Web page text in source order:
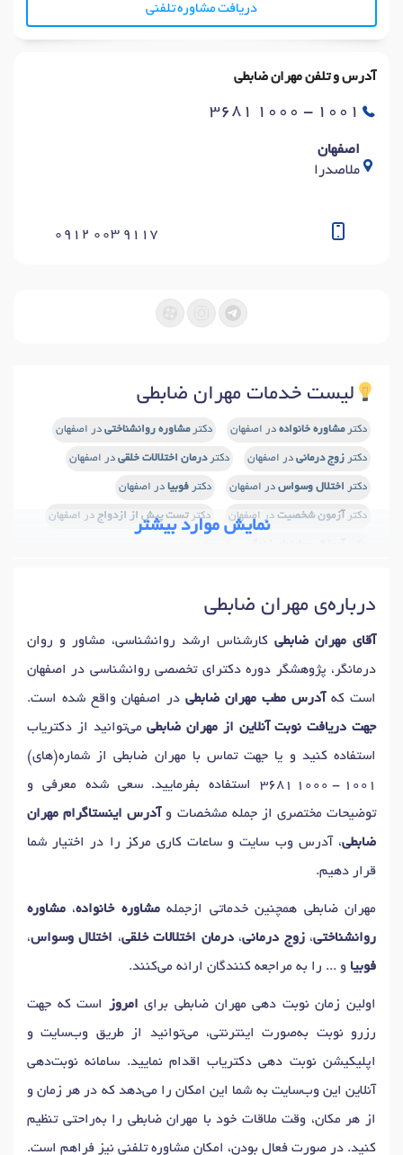
دریافت مشاوره تلفنی
آدرس و تلفن مهران ضابطی
3681 1000 - 1001
اصفهان
ملاصدرا
0912 003 9117
لیست خدمات مهران ضابطی
دکترمشاوره خانواده در اصفهان دکترمشاوره روانشناختی در اصفهان
دکتر زوج درمانی در اصفهان دکتردرمان اختلالات خلقی در اصفهان
دکتر اختلال وسواس در اصفهان دکتر فوبیا در اصفهان
دکتر آزمون شخصیت در اصفهان دکترتست پیش از ازدواج در اصفهان
نمایش موارد بیشتر
درباره‌ی مهران ضابطی
آقای مهران ضابطی کارشناس ارشد روانشناسی، مشاور و روان
درمانگر، پژوهشگر دوره دکترای تخصصی روانشناسی در اصفهان
است که آدرس مطب مهران ضابطی در اصفهان واقع شده است.
جهت دریافت نوبت آنلاین از مهران ضابطیمی‌توانید از دکتریاب
استفاده کنید و یا جهت تماس با مهران ضابطی از شماره(های)
3681 1000 - 1001 استفاده بفرمایید. سعی شده معرفی و
توضیحات مختصری از جمله مشخصات و آدرس اینستاگرام مهران
ضابطی، آدرس وب سایت و ساعات کاری مرکز را در اختیار شما
قرار دهیم.
مهران ضابطی همچنین خدماتی ازجملهمشاوره خانواده، مشاوره
روانشناختی،زوج درمانی،درمان اختلالات خلقی، اختلال وسواس،
فوبیا و ... را به مراجعه کنندگان ارائه می‌کنند.
اولین زمان نوبت دهی مهران ضابطی برای امروز است که جهت
رزرو نوبت به‌صورت اینترنتی، می‌توانید از طریق وب‌سایت و
اپلیکیشن نوبت دهی دکتریاب اقدام نمایید. سامانه نوبت‌دهی
آنلاین این وب‌سایت به شما این امکان را می‌دهد که در هر زمان و
از هر مکان، وقت ملاقات خود با مهران ضابطی را به‌راحتی تنظیم
کنید. در صورت فعال بودن، امکان مشاوره تلفنی نیز فراهم است.